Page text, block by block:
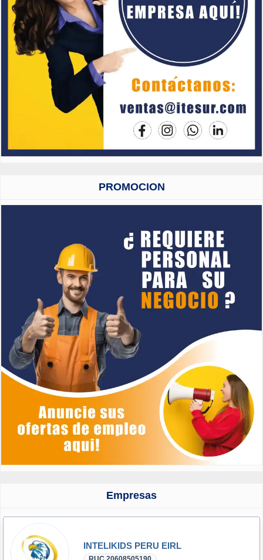
PROMOCION
Empresas
INTELIKIDS PERU EIRL